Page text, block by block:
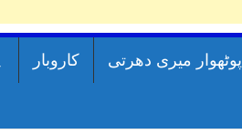
پوٹھوار میری دھرتی کاروبار